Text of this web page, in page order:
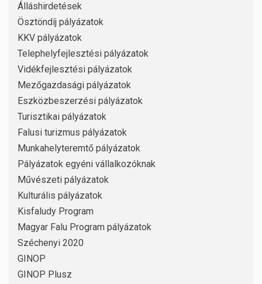
Álláshirdetések
Ösztöndíj pályázatok
KKV pályázatok
Telephelyfejlesztési pályázatok
Vidékfejlesztési pályázatok
Mezőgazdasági pályázatok
Eszközbeszerzési pályázatok
Turisztikai pályázatok
Falusi turizmus pályázatok
Munkahelyteremtő pályázatok
Pályázatok egyéni vállalkozóknak
Művészeti pályázatok
Kulturális pályázatok
Kisfaludy Program
Magyar Falu Program pályázatok
Széchenyi 2020
GINOP
GINOP Plusz